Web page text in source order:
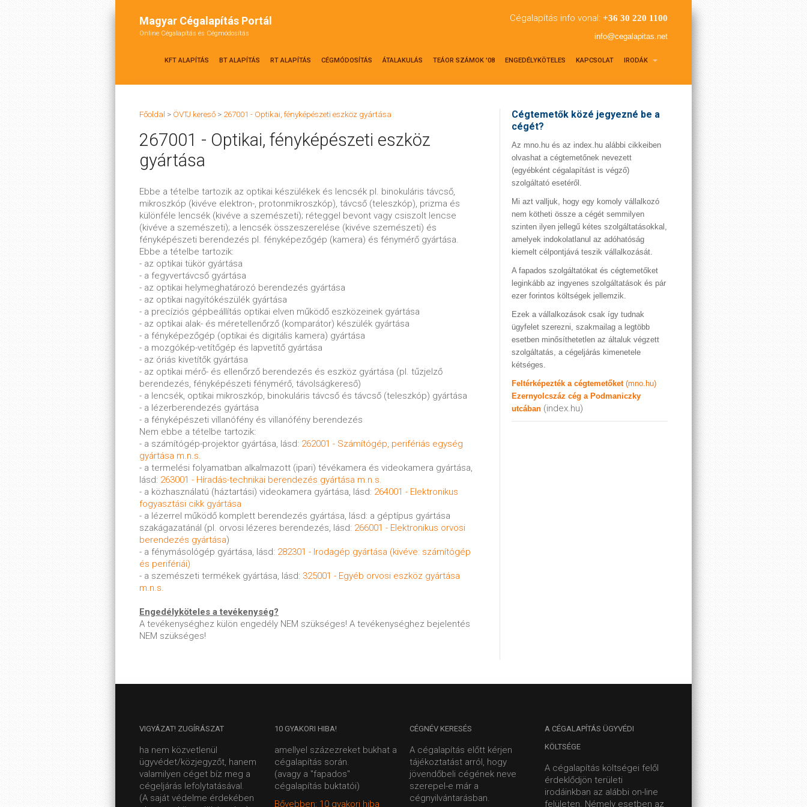
Magyar Cégalapítás Portál
Online Cégalapítás és Cégmódosítás
Cégalapítás info vonal: +36 30 220 1100
info@cegalapitas.net
KFT ALAPÍTÁS BT ALAPÍTÁS RT ALAPÍTÁS CÉGMÓDOSÍTÁS ÁTALAKULÁS TEÁOR SZÁMOK '08 ENGEDÉLYKÖTELES KAPCSOLAT IRODÁK
Főoldal > ÖVTJ kereső > 267001 - Optikai, fényképészeti eszköz gyártása
267001 - Optikai, fényképészeti eszköz
gyártása
Ebbe a tételbe tartozik az optikai készülékek és lencsék pl. binokuláris távcső,
mikroszkóp (kivéve elektron-, protonmikroszkóp), távcső (teleszkóp), prizma és
különféle lencsék (kivéve a szemészeti); réteggel bevont vagy csiszolt lencse
(kivéve a szemészeti); a lencsék összeszerelése (kivéve szemészeti) és
fényképészeti berendezés pl. fényképezőgép (kamera) és fénymérő gyártása.
Ebbe a tételbe tartozik:
- az optikai tükör gyártása
- a fegyvertávcső gyártása
- az optikai helymeghatározó berendezés gyártása
- az optikai nagyítókészülék gyártása
- a precíziós gépbeállítás optikai elven működő eszközeinek gyártása
- az optikai alak- és méretellenőrző (komparátor) készülék gyártása
- a fényképezőgép (optikai és digitális kamera) gyártása
- a mozgókép-vetítőgép és lapvetítő gyártása
- az óriás kivetítők gyártása
- az optikai mérő- és ellenőrző berendezés és eszköz gyártása (pl. tűzjelző
berendezés, fényképészeti fénymérő, távolságkereső)
- a lencsék, optikai mikroszkóp, binokuláris távcső és távcső (teleszkóp) gyártása
- a lézerberendezés gyártása
- a fényképészeti villanófény és villanófény berendezés
Nem ebbe a tételbe tartozik:
- a számítógép-projektor gyártása, lásd: 262001 - Számítógép, perifériás egység
gyártása m.n.s.
- a termelési folyamatban alkalmazott (ipari) tévékamera és videokamera gyártása,
lásd: 263001 - Híradás-technikai berendezés gyártása m.n.s.
- a közhasználatú (háztartási) videokamera gyártása, lásd: 264001 - Elektronikus
fogyasztási cikk gyártása
- a lézerrel működő komplett berendezés gyártása, lásd: a géptípus gyártása
szakágazatánál (pl. orvosi lézeres berendezés, lásd: 266001 - Elektronikus orvosi
berendezés gyártása)
- a fénymásológép gyártása, lásd: 282301 - Irodagép gyártása (kivéve: számítógép
és perifériái)
- a szemészeti termékek gyártása, lásd: 325001 - Egyéb orvosi eszköz gyártása
m.n.s.
Engedélyköteles a tevékenység?
A tevékenységhez külön engedély NEM szükséges! A tevékenységhez bejelentés
NEM szükséges!
Cégtemetők közé jegyezné be a
cégét?
Az mno.hu és az index.hu alábbi cikkeiben
olvashat a cégtemetőnek nevezett
(egyébként cégalapítást is végző)
szolgáltató esetéről.
Mi azt valljuk, hogy egy komoly vállalkozó
nem kötheti össze a cégét semmilyen
szinten ilyen jellegű kétes szolgáltatásokkal,
amelyek indokolatlanul az adóhatóság
kiemelt célpontjává teszik vállalkozását.
A fapados szolgáltatókat és cégtemetőket
leginkább az ingyenes szolgáltatások és pár
ezer forintos költségek jellemzik.
Ezek a vállalkozások csak így tudnak
ügyfelet szerezni, szakmailag a legtöbb
esetben minősíthetetlen az általuk végzett
szolgáltatás, a cégeljárás kimenetele
kétséges.
Feltérképezték a cégtemetőket (mno.hu)
Ezernyolcszáz cég a Podmaniczky
utcában (index.hu)
VIGYÁZAT! ZUGÍRÁSZAT
ha nem közvetlenül
ügyvédet/közjegyzőt, hanem
valamilyen céget bíz meg a
cégeljárás lefolytatásával.
(A saját védelme érdekében
10 GYAKORI HIBA!
amellyel százezreket bukhat a
cégalapítás során.
(avagy a "fapados"
cégalapítás buktatói)
Bővebben: 10 gyakori hiba
CÉGNÉV KERESÉS
A cégalapítás előtt kérjen
tájékoztatást arról, hogy
jövendőbeli cégének neve
szerepel-e már a
cégnyilvántarásban.
A CÉGALAPÍTÁS ÜGYVÉDI
KÖLTSÉGE
A cégalapítás költségei felől
érdeklődjön területi
irodáinkban az alábbi on-line
felületen. Némely esetben az